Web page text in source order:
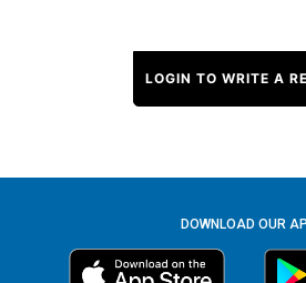
LOGIN TO WRITE A
DOWNLOAD OUR